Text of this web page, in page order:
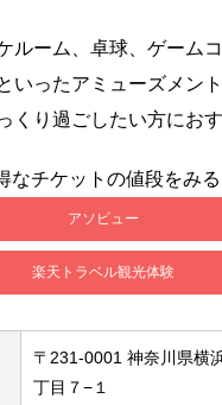
ルーム、卓球、ゲーム
いったアミューズメン
くり過ごしたい方におす
なチケットの値段をみる
アソビュー
楽天トラベル観光体験
〒231-0001 神奈川県横
丁目７−１